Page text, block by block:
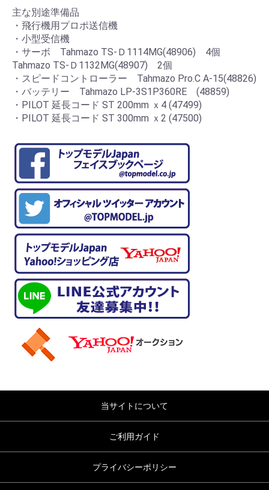
主な別途準備品
・飛行機用プロポ送信機
・小型受信機
・サーボ Tahmazo TS-Ｄ1114MG(48906) 4個
Tahmazo TS-Ｄ1132MG(48907) 2個
・スピードコントローラー Tahmazo Pro.C A-15(48826)
・バッテリー Tahmazo LP-3S1P360RE (48859)
・PILOT 延長コード ST 200mm ｘ4 (47499)
・PILOT 延長コード ST 300mm ｘ2 (47500)
当サイトについて
ご利用ガイド
プライバシーポリシー